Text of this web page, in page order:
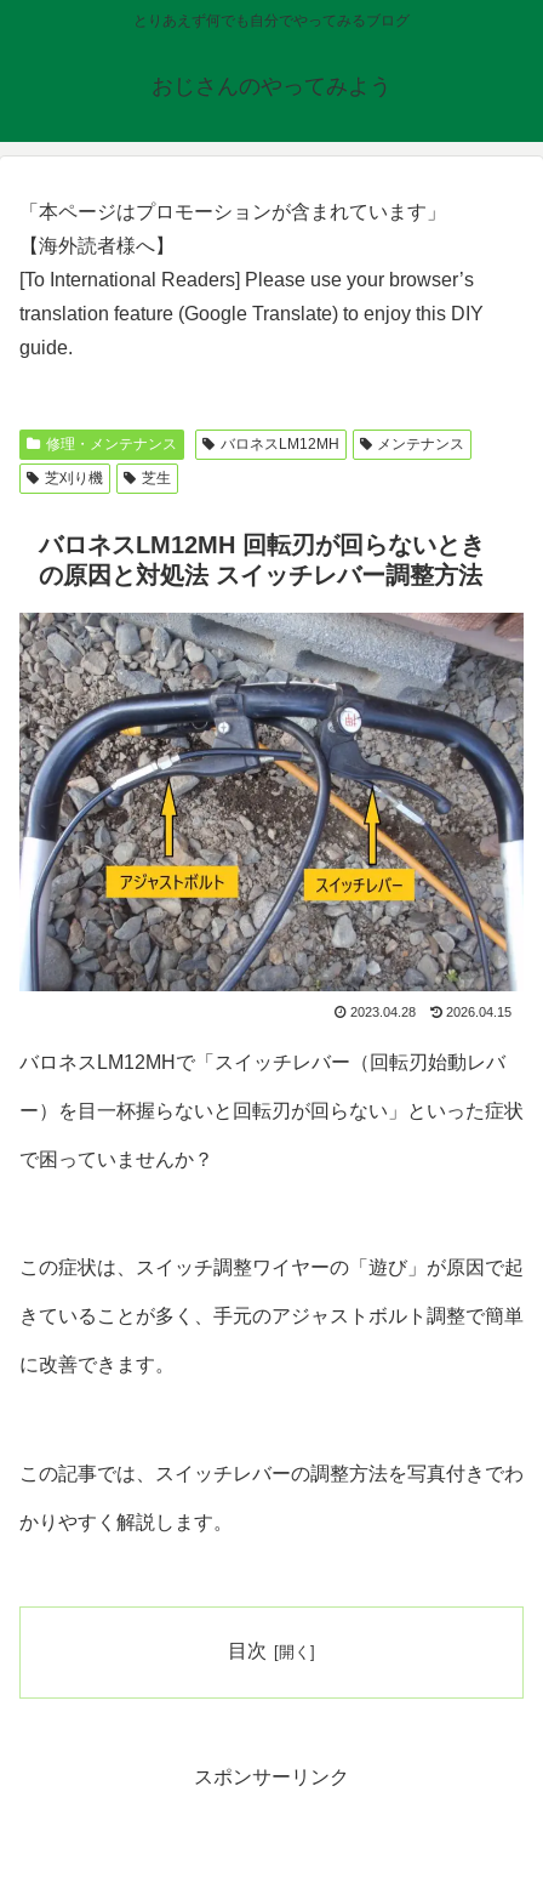
とりあえず何でも自分でやってみるブログ
おじさんのやってみよう
「本ページはプロモーションが含まれています」
【海外読者様へ】
[To International Readers] Please use your browser’s
translation feature (Google Translate) to enjoy this DIY
guide.
修理・メンテナンス バロネスLM12MH
メンテナンス
芝刈り機
芝生
バロネスLM12MH 回転刃が回らないとき
の原因と対処法 スイッチレバー調整方法
2023.04.28 2026.04.15
バロネスLM12MHで「スイッチレバー（回転刃始動レバ
ー）を目一杯握らないと回転刃が回らない」といった症状
で困っていませんか？
この症状は、スイッチ調整ワイヤーの「遊び」が原因で起
きていることが多く、手元のアジャストボルト調整で簡単
に改善できます。
この記事では、スイッチレバーの調整方法を写真付きでわ
かりやすく解説します。
目次
スポンサーリンク